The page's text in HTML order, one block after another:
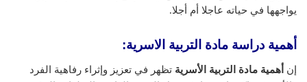
يواجهها في حياته عاجلا أم أجلا.
أهمية دراسة مادة التربية الاسرية:
إن أهمية مادة التربية الأسرية تظهر في تعزيز وإثراء رفاهية الفرد